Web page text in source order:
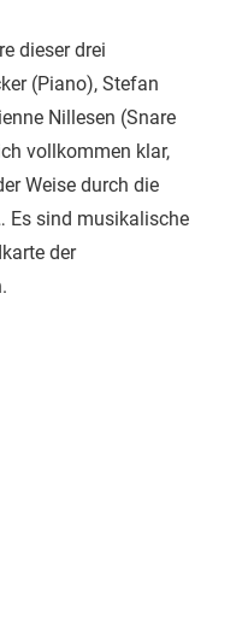
dieser drei
(Piano), Stefan
Nillesen (Snare
vollkommen klar,
Weise durch die
Es sind musikalische
der